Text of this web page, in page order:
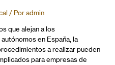
/ Por admin
que alejan a los
en España, la
a realizar pueden
para empresas de